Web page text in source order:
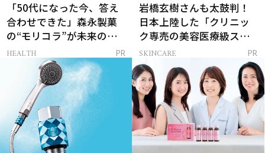
「50代になった今、答え
合わせできた」森永製菓
の“モリコラ”が未来のキ
レイを連れてくる！
HEALTH PR
岩橋玄樹さんも太鼓判！
日本上陸した「クリニッ
ク専売の美容医療級スキ
ンケア」
SKINCARE PR